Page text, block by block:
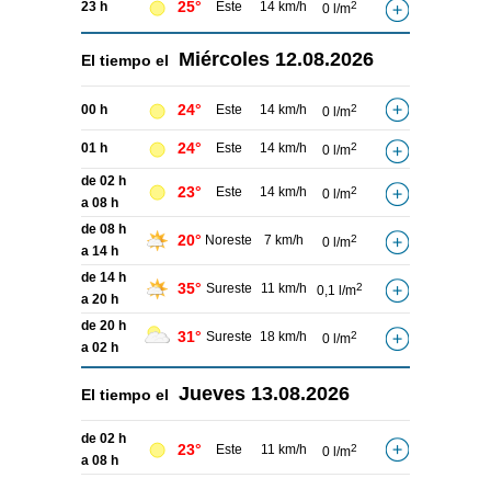
23 h 25° Este 14 km/h 0 l/m2
El tiempo el Miércoles 12.08.2026
00 h 24° Este 14 km/h 0 l/m2
01 h 24° Este 14 km/h 0 l/m2
de 02 h
a 08 h
23° Este 14 km/h 0 l/m2
de 08 h
a 14 h
20° Noreste 7 km/h 0 l/m2
de 14 h
a 20 h
35° Sureste 11 km/h 0,1 l/m2
de 20 h
a 02 h
31° Sureste 18 km/h 0 l/m2
El tiempo el Jueves 13.08.2026
de 02 h
a 08 h
23° Este 11 km/h 0 l/m2